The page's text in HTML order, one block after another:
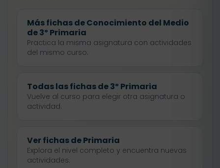
Más fichas de Conocimiento del Medio
de 3º Primaria
Practica la misma asignatura con actividades
del mismo curso.
Todas las fichas de 3º Primaria
Vuelve al curso para elegir otra asignatura o
actividad.
Ver fichas de Primaria
Explora el nivel completo y encuentra nuevas
actividades.